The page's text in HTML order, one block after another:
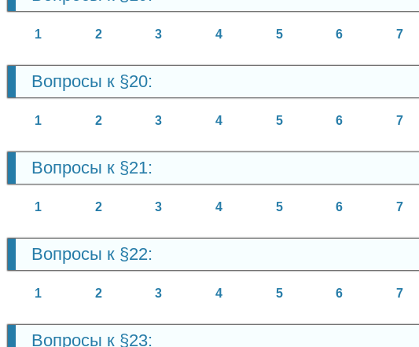
1 2 3 4 5 6 7
Вопросы к §20:
1 2 3 4 5 6 7
Вопросы к §21:
1 2 3 4 5 6 7
Вопросы к §22:
1 2 3 4 5 6 7
Вопросы к §23: